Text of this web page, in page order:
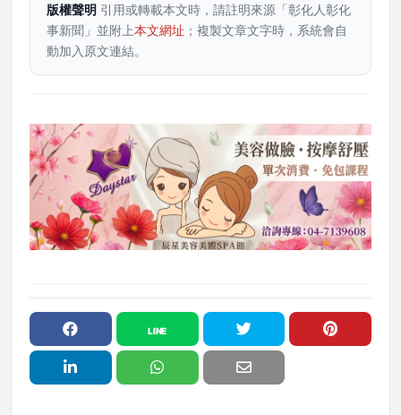
版權聲明 引用或轉載本文時，請註明來源「彰化人彰化
事新聞」並附上本文網址 ；複製文章文字時，系統會自
動加入原文連結。